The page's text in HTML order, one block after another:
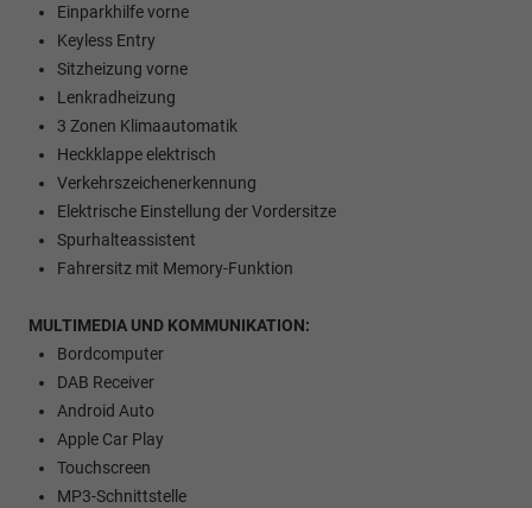
Einparkhilfe vorne
Keyless Entry
Sitzheizung vorne
Lenkradheizung
3 Zonen Klimaautomatik
Heckklappe elektrisch
Verkehrszeichenerkennung
Elektrische Einstellung der Vordersitze
Spurhalteassistent
Fahrersitz mit Memory-Funktion
MULTIMEDIA UND KOMMUNIKATION:
Bordcomputer
DAB Receiver
Android Auto
Apple Car Play
Touchscreen
MP3-Schnittstelle